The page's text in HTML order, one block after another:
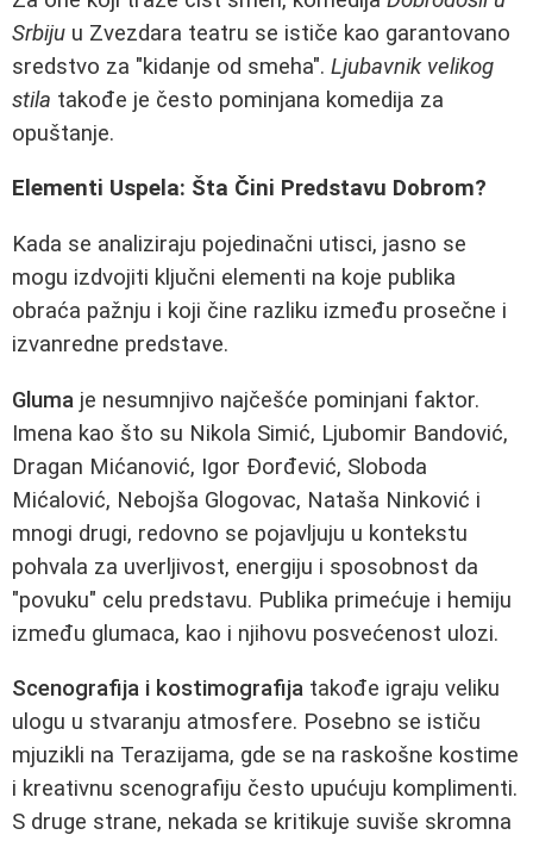
Srbiju u Zvezdara teatru se ističe kao garantovano
sredstvo za "kidanje od smeha". Ljubavnik velikog
stila takođe je često pominjana komedija za
opuštanje.
Elementi Uspela: Šta Čini Predstavu Dobrom?
Kada se analiziraju pojedinačni utisci, jasno se
mogu izdvojiti ključni elementi na koje publika
obraća pažnju i koji čine razliku između prosečne i
izvanredne predstave.
Gluma je nesumnjivo najčešće pominjani faktor.
Imena kao što su Nikola Simić, Ljubomir Bandović,
Dragan Mićanović, Igor Đorđević, Sloboda
Mićalović, Nebojša Glogovac, Nataša Ninković i
mnogi drugi, redovno se pojavljuju u kontekstu
pohvala za uverljivost, energiju i sposobnost da
"povuku" celu predstavu. Publika primećuje i hemiju
između glumaca, kao i njihovu posvećenost ulozi.
Scenografija i kostimografija takođe igraju veliku
ulogu u stvaranju atmosfere. Posebno se ističu
mjuzikli na Terazijama, gde se na raskošne kostime
i kreativnu scenografiju često upućuju komplimenti.
S druge strane, nekada se kritikuje suviše skromna